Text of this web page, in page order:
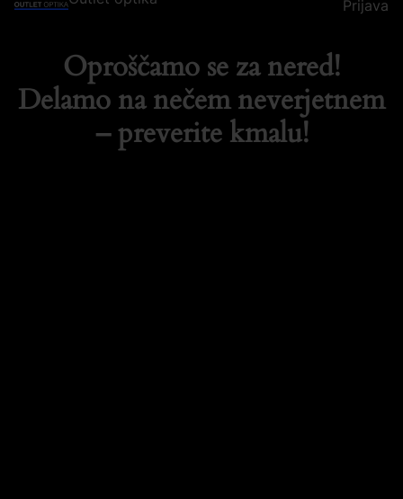
Prijava
Oproščamo se za nered!
Delamo na nečem neverjetnem
– preverite kmalu!